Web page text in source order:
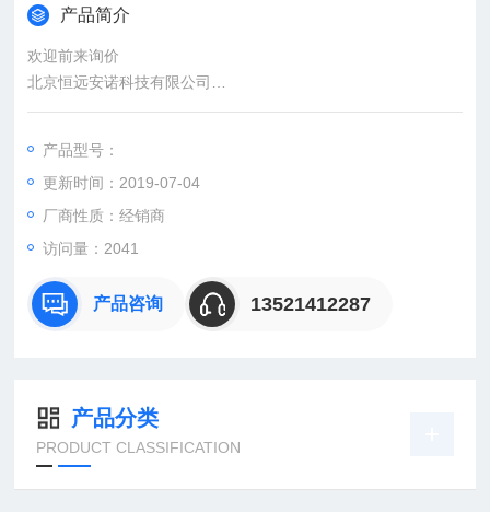
产品简介
欢迎前来询价
北京恒远安诺科技有限公司
：
：曹
：
直销德国欧洲机电工控设备配件
国及欧洲生产的各类工控机电设备、仪器仪表、零配件，保证*。
公司
产品型号：
更新时间：2019-07-04
厂商性质：经销商
访问量：2041
产品咨询 13521412287
产品分类
PRODUCT CLASSIFICATION